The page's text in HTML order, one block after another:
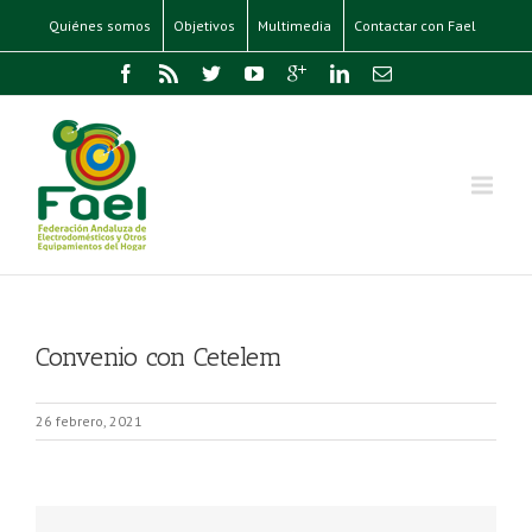
Quiénes somos Objetivos Multimedia Contactar con Fael
Convenio con Cetelem
26 febrero, 2021